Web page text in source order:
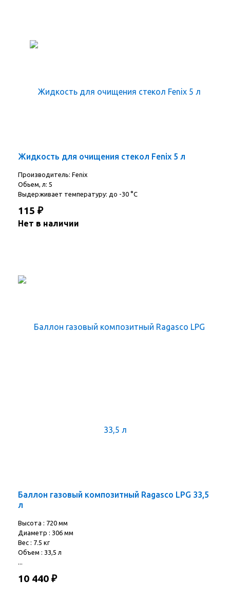
Жидкость для очищения стекол Fenix 5 л
Производитель: Fenix
Обьем, л: 5
Выдерживает температуру: до -30 °C
115 ₽
Нет в наличии
Баллон газовый композитный Ragasco LPG 33,5
л
Высота : 720 мм
Диаметр : 306 мм
Вес : 7.5 кг
Объем : 33,5 л
...
10 440 ₽